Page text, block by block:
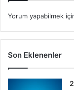
Yorum yapabilmek
Son Eklenenler